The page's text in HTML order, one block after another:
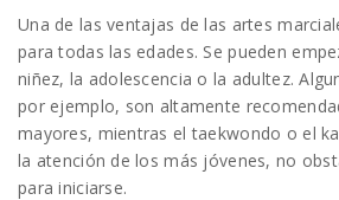
Una de las ventajas de las artes
para todas las edades. Se pueden
niñez, la adolescencia o la adultez.
por ejemplo, son altamente
mayores, mientras el taekwondo o el
la atención de los más jóvenes, no
para iniciarse.